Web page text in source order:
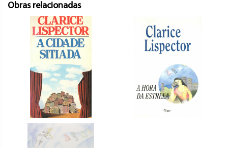
Obras relacionadas